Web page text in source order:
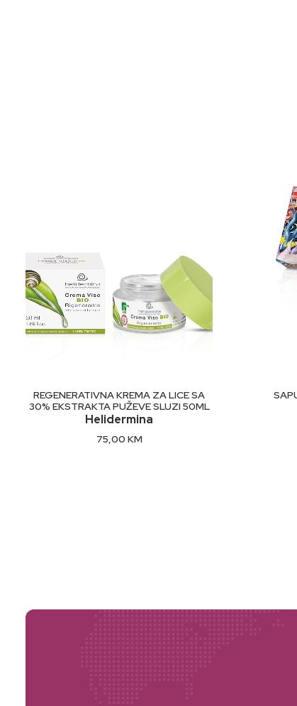
škrob*, limun Ekstrakt, natrijum hijaluronat, tokoferil
izometil jonon, linalol, limonen, benzil benzoat.
DODAJ U KORPU
REGENERATIVNA KREMA ZA LICE SA
30% EKSTRAKTA PUŽEVE SLUZI 50ML
Helidermina
75,00 KM